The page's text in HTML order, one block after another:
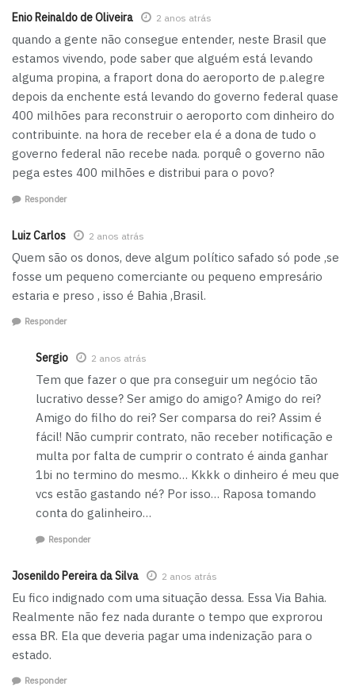
Enio Reinaldo de Oliveira 2 anos atrás
quando a gente não consegue entender, neste Brasil que
estamos vivendo, pode saber que alguém está levando
alguma propina, a fraport dona do aeroporto de p.alegre
depois da enchente está levando do governo federal quase
400 milhões para reconstruir o aeroporto com dinheiro do
contribuinte. na hora de receber ela é a dona de tudo o
governo federal não recebe nada. porquê o governo não
pega estes 400 milhões e distribui para o povo?
Responder
Luiz Carlos 2 anos atrás
Quem são os donos, deve algum político safado só pode ,se
fosse um pequeno comerciante ou pequeno empresário
estaria e preso , isso é Bahia ,Brasil.
Responder
Sergio 2 anos atrás
Tem que fazer o que pra conseguir um negócio tão
lucrativo desse? Ser amigo do amigo? Amigo do rei?
Amigo do filho do rei? Ser comparsa do rei? Assim é
fácil! Não cumprir contrato, não receber notificação e
multa por falta de cumprir o contrato é ainda ganhar
1bi no termino do mesmo… Kkkk o dinheiro é meu que
vcs estão gastando né? Por isso… Raposa tomando
conta do galinheiro…
Responder
Josenildo Pereira da Silva 2 anos atrás
Eu fico indignado com uma situação dessa. Essa Via Bahia.
Realmente não fez nada durante o tempo que exprorou
essa BR. Ela que deveria pagar uma indenização para o
estado.
Responder